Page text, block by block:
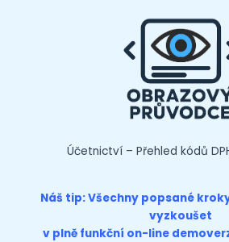
Účetnictví – Přehled kódů DPH
Náš tip: Všechny popsané
vyzkoušet
v plně funkční on-line